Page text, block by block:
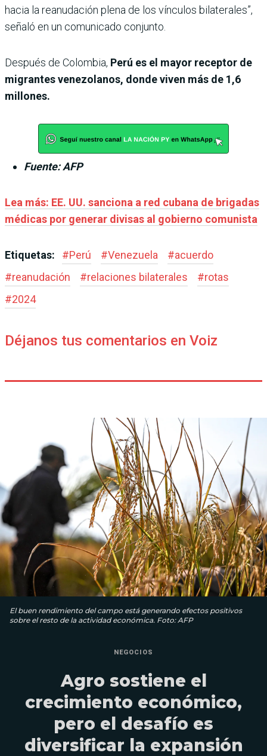
hacia la reanudación plena de los vínculos bilaterales”,
señaló en un comunicado conjunto.
Después de Colombia, Perú es el mayor receptor de
migrantes venezolanos, donde viven más de 1,6
millones.
Fuente: AFP
Lea más: EE. UU. sanciona a red cubana de brigadas
médicas por generar divisas al gobierno comunista
Etiquetas: #Perú #Venezuela #acuerdo
#reanudación #relaciones bilaterales #rotas
#2024
Déjanos tus comentarios en Voiz
El buen rendimiento del campo está generando efectos positivos
sobre el resto de la actividad económica. Foto: AFP
NEGOCIOS
Agro sostiene el
crecimiento económico,
pero el desafío es
diversificar la expansión